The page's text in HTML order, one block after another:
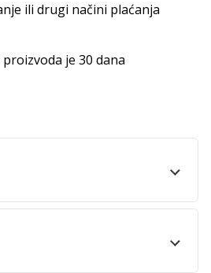
ili drugi načini plaćanja
je 30 dana